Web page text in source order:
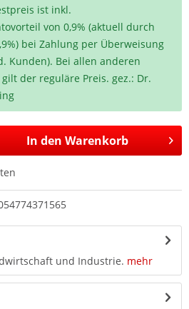
ist inkl.
von 0,9% (aktuell durch
bei Zahlung per Überweisung
Kunden). Bei allen anderen
der reguläre Preis. gez.: Dr.
In den Warenkorb
und Industrie. mehr